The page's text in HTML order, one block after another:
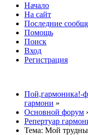
Начало
На сайт
Последние
Помощь
Поиск
Вход
Регистрация
Пой,гармоника!-
гармони »
Основной форум
Репертуар
Тема: Мой